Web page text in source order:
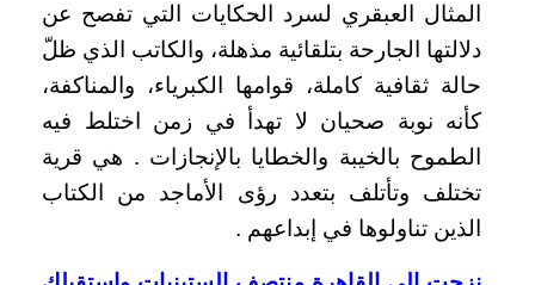
المثال العبقري لسرد الحكايات التي تفصح عن
دلالتها الجارحة بتلقائية مذهلة، والكاتب الذي ظلّ
حالة ثقافية كاملة، قوامها الكبرياء، والمناكفة،
كأنه نوبة صحيان لا تهدأ في زمن اختلط فيه
الطموح بالخيبة والخطايا بالإنجازات . هي قرية
تختلف وتأتلف بتعدد رؤى الأماجد من الكتاب
الذين تناولوها في إبداعهم .